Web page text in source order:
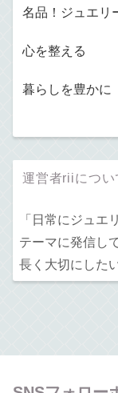
名品！ジュエリ
心を整える
暮らしを豊かに
運営者riiについ
「日常にジュエ
テーマに発信し
長く大切にした